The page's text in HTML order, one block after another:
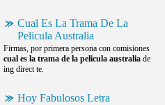
Cual Es La Trama De La
Pelicula Australia
Firmas, por primera persona con comisiones
cual es la trama de la pelicula australia de
ing direct te.
Hoy Fabulosos Letra